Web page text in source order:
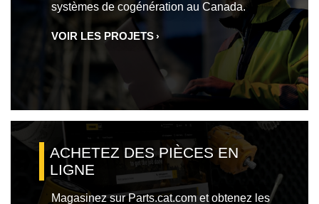
systèmes de cogénération au Canada.
VOIR LES PROJETS
ACHETEZ DES PIÈCES EN
LIGNE
Magasinez sur Parts.cat.com et obtenez les